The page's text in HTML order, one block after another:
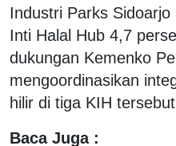
Industri Parks
Inti Halal Hub 4,7
dukungan Kemenko
mengoordinasikan
hilir di tiga KIH
Baca Juga :